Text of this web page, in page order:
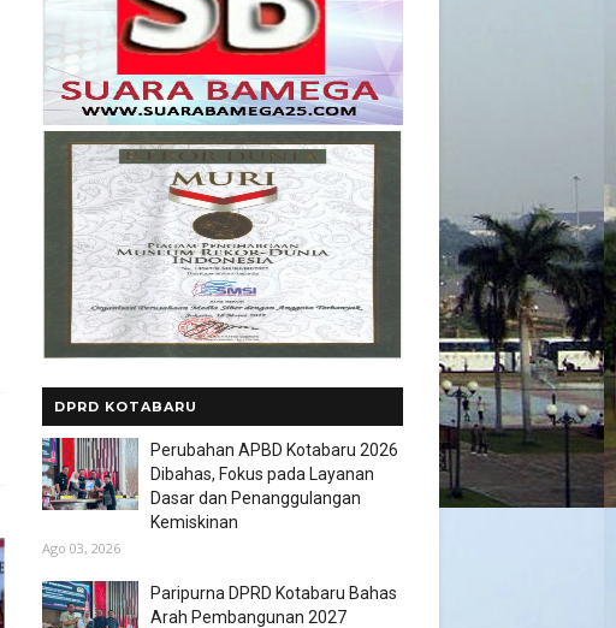
DPRD KOTABARU
Perubahan APBD Kotabaru 2026
Dibahas, Fokus pada Layanan
Dasar dan Penanggulangan
Kemiskinan
Ago 03, 2026
Paripurna DPRD Kotabaru Bahas
Arah Pembangunan 2027